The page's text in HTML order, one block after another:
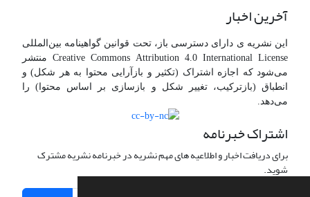
آخرین اخبار
این نشریه ی دارای دسترسی باز، تحت قوانین گواهینامه بین‌المللی
Creative Commons Attribution 4.0 International License منتشر
می‌شود که اجازه اشتراک (تکثیر و بازآرایی محتوا به هر شکل) و
انطباق (بازترکیب، تغییر شکل و بازسازی بر اساس محتوا) را
می‌دهد.
اشتراک خبرنامه
برای دریافت اخبار و اطلاعیه های مهم نشریه در خبرنامه نشریه مشترک
شوید.